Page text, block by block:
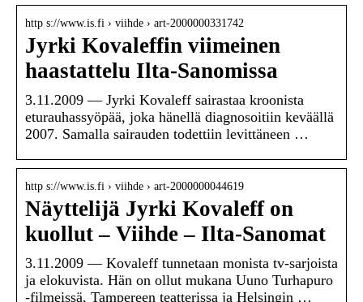
http s://www.is.fi › viihde › art-2000000331742
Jyrki Kovaleffin viimeinen
haastattelu Ilta-Sanomissa
3.11.2009 — Jyrki Kovaleff sairastaa kroonista
eturauhassyöpää, joka hänellä diagnosoitiin keväällä
2007. Samalla sairauden todettiin levittäneen …
http s://www.is.fi › viihde › art-2000000044619
Näyttelijä Jyrki Kovaleff on
kuollut – Viihde – Ilta-Sanomat
3.11.2009 — Kovaleff tunnetaan monista tv-sarjoista
ja elokuvista. Hän on ollut mukana Uuno Turhapuro
-filmeissä, Tampereen teatterissa ja Helsingin …